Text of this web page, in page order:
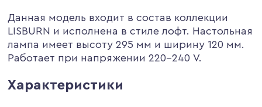
Данная модель входит в состав коллекции
LISBURN и исполнена в стиле лофт. Настольная
лампа имеет высоту 295 мм и ширину 120 мм.
Работает при напряжении 220-240 V.
Характеристики